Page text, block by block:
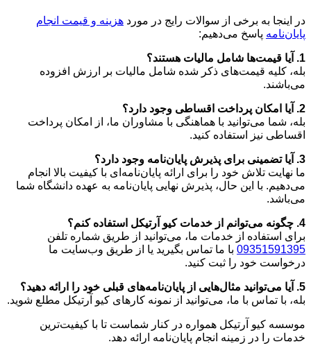
در اینجا به برخی از سوالات رایج در مورد هزینه و قیمت انجام
پایان‌نامه پاسخ می‌دهیم:
1. آیا قیمت‌ها شامل مالیات هستند؟
بله، کلیه قیمت‌های ذکر شده شامل مالیات بر ارزش افزوده
می‌باشند.
2. آیا امکان پرداخت اقساطی وجود دارد؟
بله، شما می‌توانید با هماهنگی با مشاوران ما، از امکان پرداخت
اقساطی نیز استفاده کنید.
3. آیا تضمینی برای پذیرش پایان‌نامه وجود دارد؟
ما نهایت تلاش خود را برای ارائه پایان‌نامه‌ای با کیفیت بالا انجام
می‌دهیم. با این حال، پذیرش نهایی پایان‌نامه به عهده دانشگاه شما
می‌باشد.
4. چگونه می‌توانم از خدمات کیو آرتیکل استفاده کنم؟
برای استفاده از خدمات ما، می‌توانید از طریق شماره تلفن
09351591395 با ما تماس بگیرید یا از طریق وب‌سایت ما
درخواست خود را ثبت کنید.
5. آیا می‌توانید مثال‌هایی از پایان‌نامه‌های قبلی خود را ارائه دهید؟
بله، با تماس با ما، می‌توانید از نمونه کارهای کیو آرتیکل مطلع شوید.
موسسه کیو آرتیکل همواره در کنار شماست تا با کیفیت‌ترین
خدمات را در زمینه انجام پایان‌نامه ارائه دهد.